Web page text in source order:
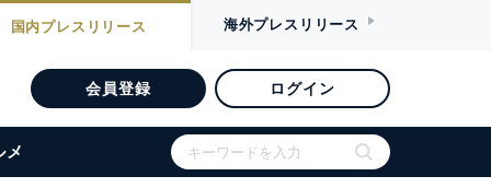
国内プレスリリース 海外プレスリリース
会員登録 ログイン
メ